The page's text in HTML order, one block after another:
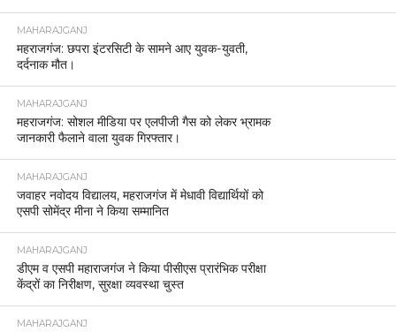
MAHARAJGANJ
महराजगंज: छपरा इंटरसिटी के सामने आए युवक-युवती,
दर्दनाक मौत।
MAHARAJGANJ
महराजगंज: सोशल मीडिया पर एलपीजी गैस को लेकर भ्रामक
जानकारी फैलाने वाला युवक गिरफ्तार।
MAHARAJGANJ
जवाहर नवोदय विद्यालय, महराजगंज में मेधावी विद्यार्थियों को
एसपी सोमेंद्र मीना ने किया सम्मानित
MAHARAJGANJ
डीएम व एसपी महाराजगंज ने किया पीसीएस प्रारंभिक परीक्षा
केंद्रों का निरीक्षण, सुरक्षा व्यवस्था चुस्त
MAHARAJGANJ